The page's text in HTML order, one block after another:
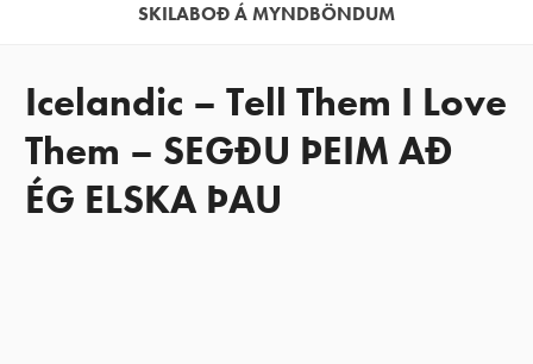
SKILABOÐ Á MYNDBÖNDUM
Icelandic – Tell Them I Love
Them – SEGÐU ÞEIM AÐ
ÉG ELSKA ÞAU